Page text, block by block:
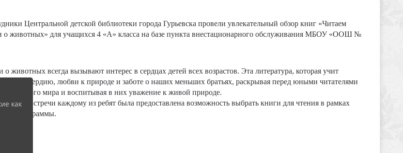
Центральной детской библиотеки города Гурьевска провели увлекательный обзор книг «Читаем
о животных» для учащихся 4 «А» класса на базе пункта внестационарного обслуживания МБОУ «ООШ №
о животных всегда вызывают интерес в сердцах детей всех возрастов. Эта литература, которая учит
милосердию, любви к природе и заботе о наших меньших братьях, раскрывая перед юными читателями
животного мира и воспитывая в них уважение к живой природе.
встречи каждому из ребят была предоставлена возможность выбрать книги для чтения в рамках
программы.
как